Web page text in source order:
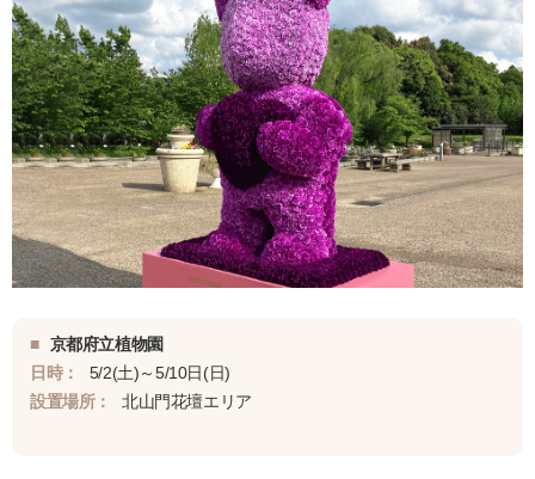
■ 京都府立植物園
日時：
5/2(土)～5/10日(日)
設置場所：
北山門花壇エリア